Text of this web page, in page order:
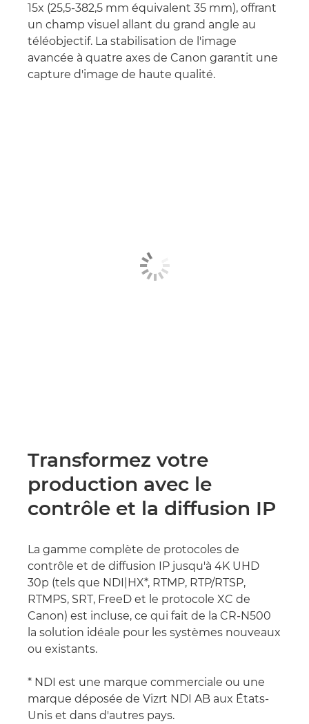
15x (25,5-382,5 mm équivalent 35 mm), offrant
un champ visuel allant du grand angle au
téléobjectif. La stabilisation de l'image
avancée à quatre axes de Canon garantit une
capture d'image de haute qualité.
Transformez votre
production avec le
contrôle et la diffusion IP
La gamme complète de protocoles de
contrôle et de diffusion IP jusqu'à 4K UHD
30p (tels que NDI|HX*, RTMP, RTP/RTSP,
RTMPS, SRT, FreeD et le protocole XC de
Canon) est incluse, ce qui fait de la CR-N500
la solution idéale pour les systèmes nouveaux
ou existants.
* NDI est une marque commerciale ou une
marque déposée de Vizrt NDI AB aux États-
Unis et dans d'autres pays.